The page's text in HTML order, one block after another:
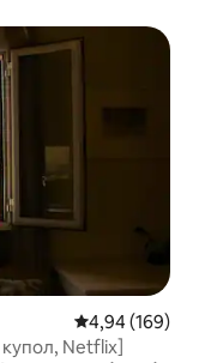
Середня
4,94 (169)
купол, Netflix]